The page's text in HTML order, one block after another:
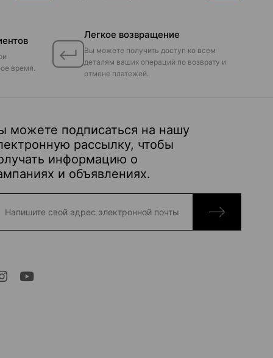
время.
Легкое возвращение
Вы можете получить доступ ко всем
деталям ваших операций по возврату и
отмене платежей.
можете подписаться на нашу
рассылку, чтобы
информацию о
и объявлениях.